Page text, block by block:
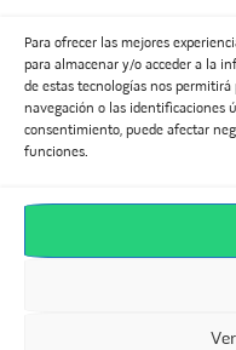
Para ofrecer las mejores
para almacenar y/o acceder a la
de estas tecnologías nos
navegación o las identificaciones
consentimiento, puede afectar
funciones.
DEJA UNA
Tu dirección de correo
Los campos